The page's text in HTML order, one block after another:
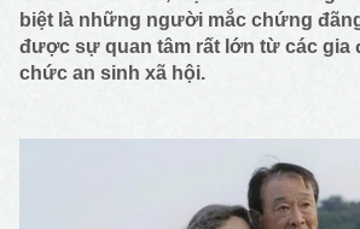
biệt là những người mắc chứng
được sự quan tâm rất lớn từ các gia
chức an sinh xã hội.